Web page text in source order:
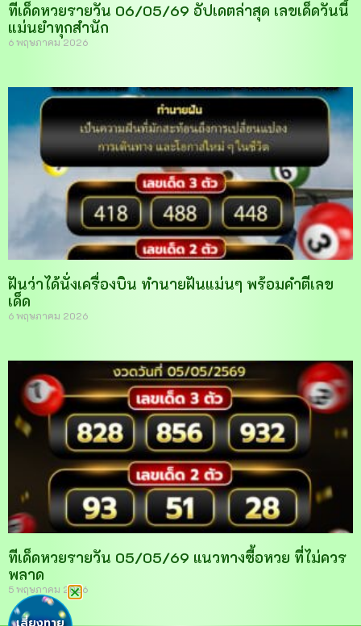
ทีเด็ดหวยรายวัน 06/05/69 อัปเดตล่าสุด เลขเด็ดวันนี้
แม่นยำทุกสำนัก
6 พฤษภาคม 2026
ฝันว่าได้นั่งเครื่องบิน ทำนายฝันแม่นๆ พร้อมคำตีเลข
เด็ด
6 พฤษภาคม 2026
ทีเด็ดหวยรายวัน 05/05/69 แนวทางซื้อหวย ที่ไม่ควร
พลาด
5 พฤษภาคม 2026